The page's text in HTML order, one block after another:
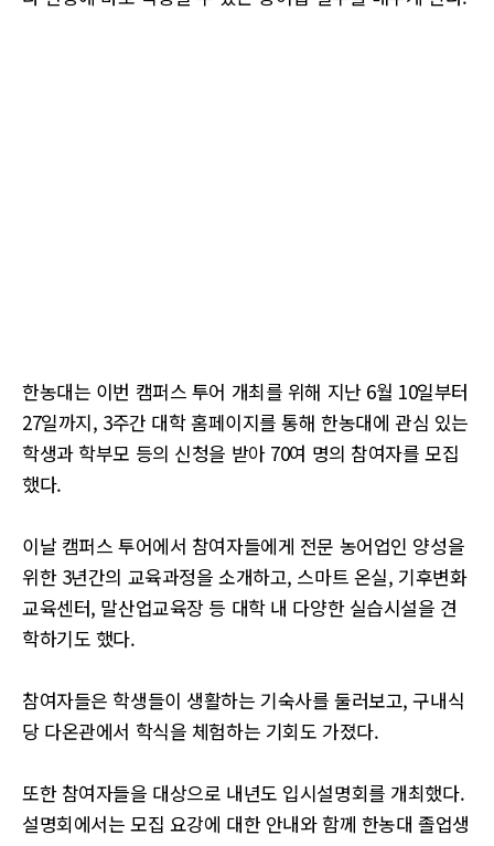
한농대는 이번 캠퍼스 투어 개최를 위해 지난 6월 10일부터
27일까지, 3주간 대학 홈페이지를 통해 한농대에 관심 있는
학생과 학부모 등의 신청을 받아 70여 명의 참여자를 모집
했다.
이날 캠퍼스 투어에서 참여자들에게 전문 농어업인 양성을
위한 3년간의 교육과정을 소개하고, 스마트 온실, 기후변화
교육센터, 말산업교육장 등 대학 내 다양한 실습시설을 견
학하기도 했다.
참여자들은 학생들이 생활하는 기숙사를 둘러보고, 구내식
당 다온관에서 학식을 체험하는 기회도 가졌다.
또한 참여자들을 대상으로 내년도 입시설명회를 개최했다.
설명회에서는 모집 요강에 대한 안내와 함께 한농대 졸업생